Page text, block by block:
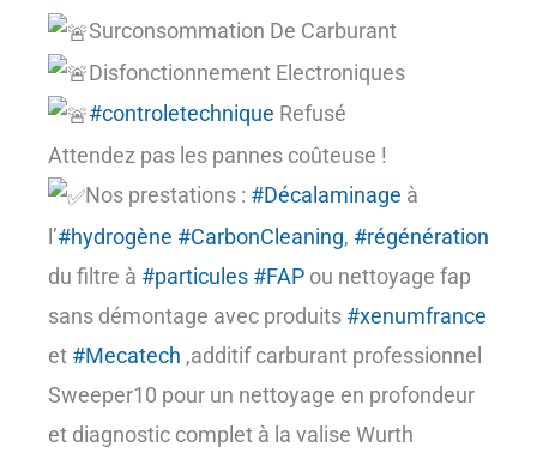
Surconsommation De Carburant
Disfonctionnement Electroniques
#controletechnique Refusé
Attendez pas les pannes coûteuse !
Nos prestations : #Décalaminage à
l’#hydrogène #CarbonCleaning, #régénération
du filtre à #particules #FAP ou nettoyage fap
sans démontage avec produits #xenumfrance
et #Mecatech ,additif carburant professionnel
Sweeper10 pour un nettoyage en profondeur
et diagnostic complet à la valise Wurth